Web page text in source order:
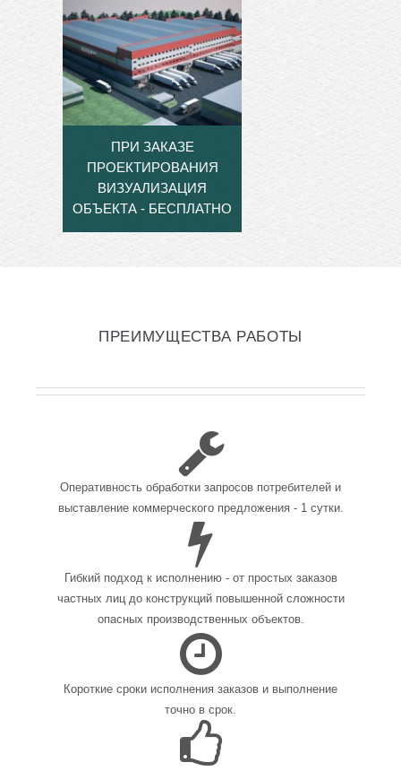
ПРИ ЗАКАЗЕ
ПРОЕКТИРОВАНИЯ
ВИЗУАЛИЗАЦИЯ
ОБЪЕКТА - БЕСПЛАТНО
ПРЕИМУЩЕСТВА РАБОТЫ
Оперативность обработки запросов потребителей и
выставление коммерческого предложения - 1 сутки.
Гибкий подход к исполнению - от простых заказов
частных лиц до конструкций повышенной сложности
опасных производственных объектов.
Короткие сроки исполнения заказов и выполнение
точно в срок.